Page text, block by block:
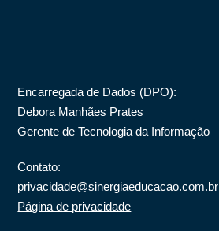
Encarregada de Dados (DPO):
Debora Manhães Prates
Gerente de Tecnologia da Informação
Contato:
privacidade@sinergiaeducacao.com.br
Página de privacidade